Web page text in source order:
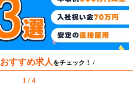
おすすめ求人 をチェック！ /
1 / 4